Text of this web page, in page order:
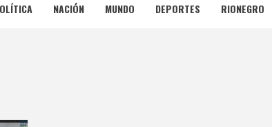
NACIÓN MUNDO DEPORTES RIONEGRO